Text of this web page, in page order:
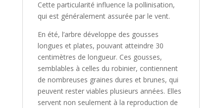
Cette particularité influence la pollinisation,
qui est généralement assurée par le vent.
En été, l’arbre développe des gousses
longues et plates, pouvant atteindre 30
centimètres de longueur. Ces gousses,
semblables à celles du robinier, contiennent
de nombreuses graines dures et brunes, qui
peuvent rester viables plusieurs années. Elles
servent non seulement à la reproduction de